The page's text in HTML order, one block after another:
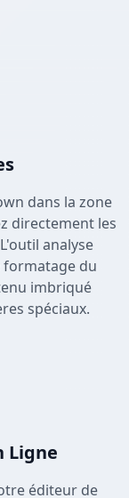
dans la zone
directement les
analyse
du
imbriqué
spéciaux.
Ligne
éditeur de